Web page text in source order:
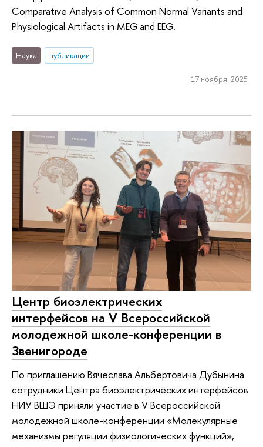
Comparative Analysis of Common Normal Variants and
Physiological Artifacts in MEG and EEG.
Наука публикации
17 ноября 2025
Центр биоэлектрических
интерфейсов на V Всероссийской
молодежной школе-конференции в
Звенигороде
По приглашению Вячеслава Альбертовича Дубынина
сотрудники Центра биоэлектрических интерфейсов
НИУ ВШЭ приняли участие в V Всероссийской
молодежной школе-конференции «Молекулярные
механизмы регуляции физиологических функций»,